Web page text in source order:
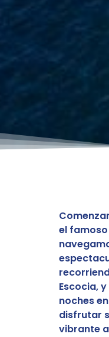
el
Escocia,
noches
disfrutar
vibrante